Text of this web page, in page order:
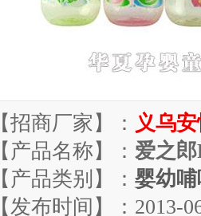
【招商厂家】： 义乌
【产品名称】： 爱之郎
【产品类别】： 婴幼
【发布时间】：2013-